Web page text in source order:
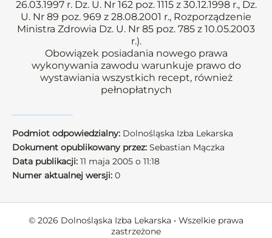
26.03.1997 r. Dz. U. Nr 162 poz. 1115 z 30.12.1998 r., Dz.
U. Nr 89 poz. 969 z 28.08.2001 r., Rozporządzenie
Ministra Zdrowia Dz. U. Nr 85 poz. 785 z 10.05.2003
r.).
Obowiązek posiadania nowego prawa
wykonywania zawodu warunkuje prawo do
wystawiania wszystkich recept, również
pełnopłatnych
Podmiot odpowiedzialny: Dolnośląska Izba Lekarska
Dokument opublikowany przez: Sebastian Mączka
Data publikacji: 11 maja 2005 o 11:18
Numer aktualnej wersji: 0
© 2026 Dolnośląska Izba Lekarska • Wszelkie prawa
zastrzeżone